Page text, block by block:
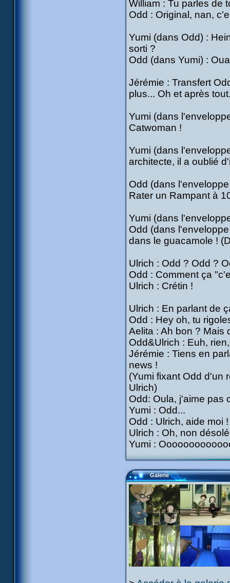
William : Tu parles de
Odd : Original, nan,
Yumi (dans Odd) :
sorti ?
Odd (dans Yumi) :
Jérémie : Transfert
plus... Oh et après
Yumi (dans
Catwoman !
Yumi (dans
architecte, il a oublié
Odd (dans
Rater un Rampant à
Yumi (dans
Odd (dans
dans le guacamole !
Ulrich : Odd ? Odd ?
Odd : Comment ça
Ulrich : Crétin !
Ulrich : En parlant de
Odd : Hey oh, tu
Aelita : Ah bon ? Mais
Odd&Ulrich : Euh,
Jérémie : Tiens en
news !
(Yumi fixant Odd d'un
Ulrich)
Odd: Oula, j'aime pas
Yumi : Odd...
Odd : Ulrich, aide moi !
Ulrich : Oh, non
Yumi :
Galerie